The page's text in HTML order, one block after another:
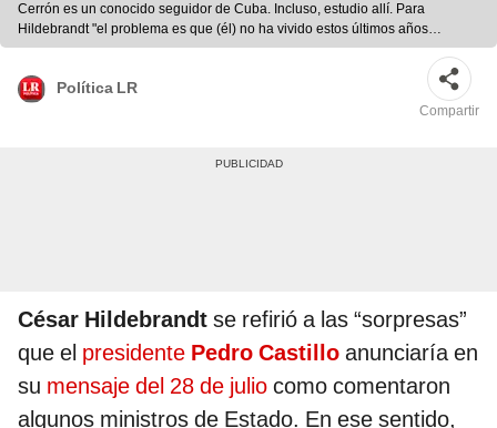
Cerrón es un conocido seguidor de Cuba. Incluso, estudio allí. Para
Hildebrandt "el problema es que (él) no ha vivido estos últimos años
después de la implosión del imperio soviético". Foto: composición Gerardo
Política LR
Compartir
César Hildebrandt se refirió a las “sorpresas”
que el presidente Pedro Castillo anunciaría en
su mensaje del 28 de julio como comentaron
algunos ministros de Estado. En ese sentido,